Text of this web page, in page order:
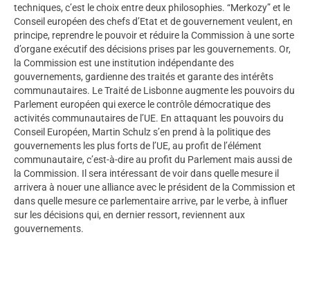
techniques, c’est le choix entre deux philosophies. “Merkozy” et le
Conseil européen des chefs d’Etat et de gouvernement veulent, en
principe, reprendre le pouvoir et réduire la Commission à une sorte
d’organe exécutif des décisions prises par les gouvernements. Or,
la Commission est une institution indépendante des
gouvernements, gardienne des traités et garante des intérêts
communautaires. Le Traité de Lisbonne augmente les pouvoirs du
Parlement européen qui exerce le contrôle démocratique des
activités communautaires de l’UE. En attaquant les pouvoirs du
Conseil Européen, Martin Schulz s’en prend à la politique des
gouvernements les plus forts de l’UE, au profit de l’élément
communautaire, c’est-à-dire au profit du Parlement mais aussi de
la Commission. Il sera intéressant de voir dans quelle mesure il
arrivera à nouer une alliance avec le président de la Commission et
dans quelle mesure ce parlementaire arrive, par le verbe, à influer
sur les décisions qui, en dernier ressort, reviennent aux
gouvernements.